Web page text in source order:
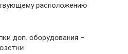
расположению
доп. оборудования –